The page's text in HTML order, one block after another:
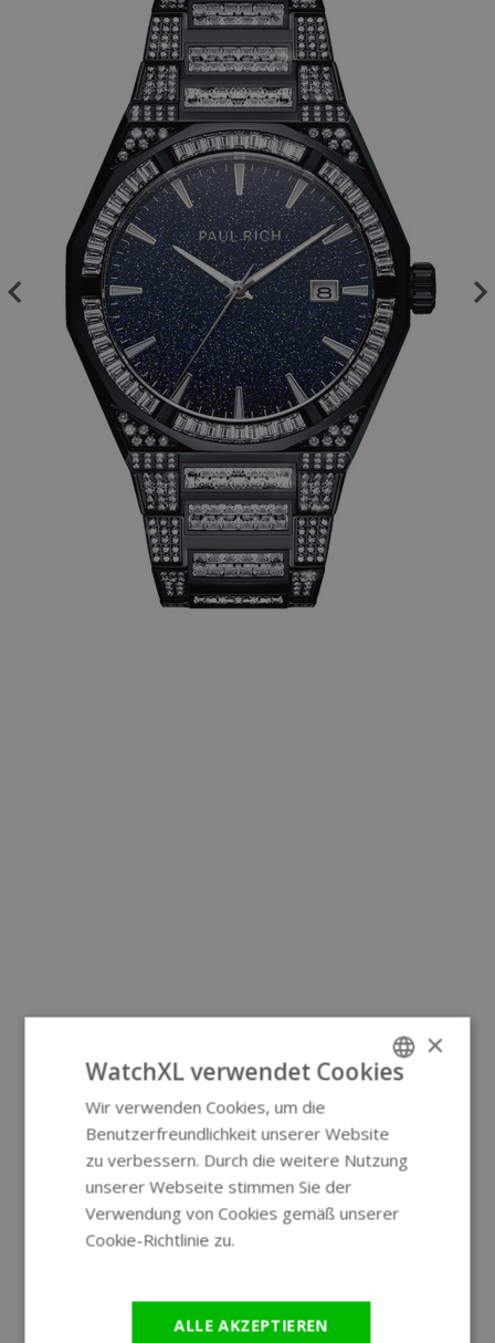
GERMAN
×
WatchXL verwendet Cookies
Wir verwenden Cookies, um die
Benutzerfreundlichkeit unserer Website
zu verbessern. Durch die weitere Nutzung
unserer Webseite stimmen Sie der
Verwendung von Cookies gemäß unserer
Cookie-Richtlinie zu.
ALLE AKZEPTIEREN